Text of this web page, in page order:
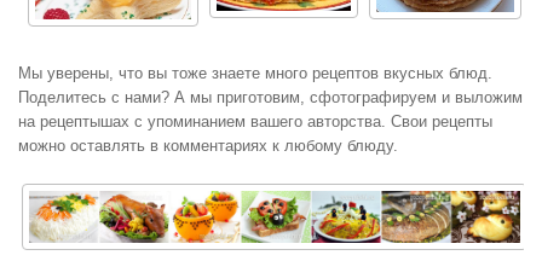
Мы уверены, что вы тоже знаете много рецептов вкусных блюд.
Поделитесь с нами? А мы приготовим, сфотографируем и выложим
на рецептышах с упоминанием вашего авторства. Свои рецепты
можно оставлять в комментариях к любому блюду.